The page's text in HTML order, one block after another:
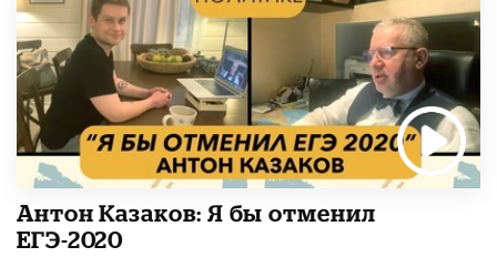
Антон Казаков: Я бы отменил
ЕГЭ-2020